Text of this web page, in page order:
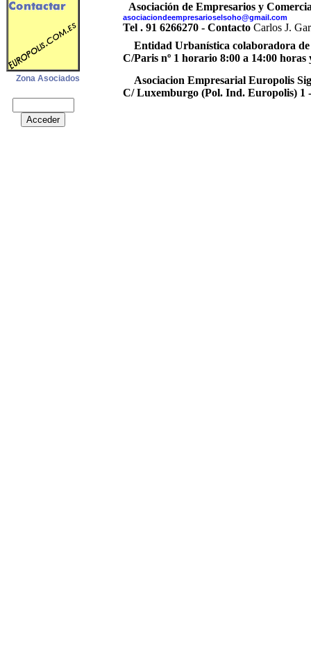
Asociación de Empresarios y
asociaciondeempresarioselsoho@gmail.com
Tel . 91 6266270 - ContactoCarlos J.
Entidad Urbanística colaboradora de
C/Paris nº 1 horario 8:00 a 14:00 horas
Asociacion Empresarial Europolis
C/ Luxemburgo (Pol. Ind. Europolis) 1
Zona Asociados